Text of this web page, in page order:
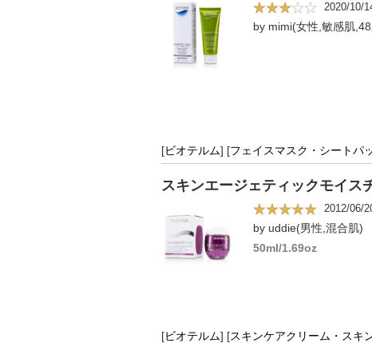
2020/10/
by mimi(女性,敏感肌
[ビオテルム] [フェイスマスク・シートパ
スキンエージェティックモイス
2012/06/
by uddie(男性,混合肌)
50ml/1.69oz
[ビオテルム] [スキンケアクリーム・スキ